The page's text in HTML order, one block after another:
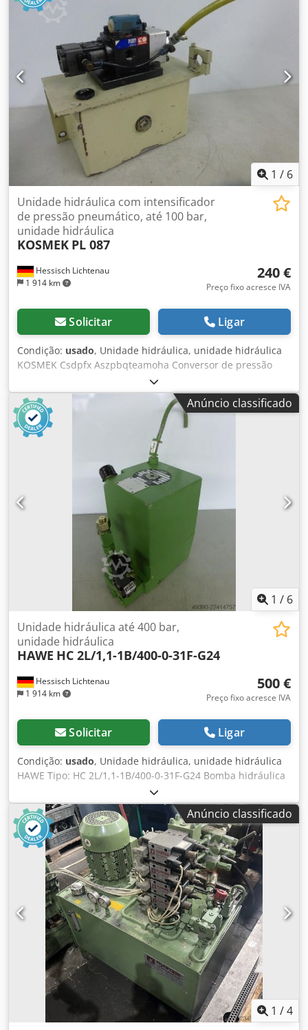
1 / 6
Hessisch Lichtenau
1 914 km
Unidade hidráulica com intensificador
de pressão pneumático, até 100 bar,
unidade hidráulica
KOSMEK PL 087
240 €
Preço fixo acresce IVA
Solicitar Ligar
Condição: usado, Unidade hidráulica, unidade hidráulica
KOSMEK Csdpfx Aszpbqteamoha Conversor de pressão
pneumática Tipo: PL 087 Pressão de operação: 100 bar
Vazão: 1 litro/min. Capacidade do tanque: aprox. 4,5 litros -
acionamento pneumático - conexão hidráulica Dimensões
(C x L x A): 250 x 140 x 290 mm Peso próprio: 16 kg Em bom
estado.
Anúncio classificado
1 / 6
Hessisch Lichtenau
1 914 km
Unidade hidráulica até 400 bar,
unidade hidráulica
HAWE HC 2L/1,1-1B/400-0-31F-G24
500 €
Preço fixo acresce IVA
Solicitar Ligar
Condição: usado, Unidade hidráulica, unidade hidráulica
HAWE Tipo: HC 2L/1,1-1B/400-0-31F-G24 Bomba hidráulica
no reservatório Vazão: 1,1 L/min Potência da bomba
hidráulica: 0,9 kW Bomba hidráulica: 380 Volts, 50 Hz
Pressão hidráulica: máx. 400 bar - 1 unidade de válvula
solenoide de 24 Volts Peso: aprox. 12 kg Em bom estado.
Chsdpfx Aaszpbqgjmea
Anúncio classificado
1 /4